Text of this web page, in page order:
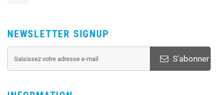
NEWSLETTER SIGNUP
S'abonner